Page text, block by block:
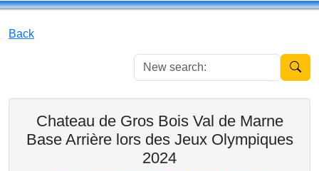
Back
New
Chateau de Gros Bois Val de Marne
Base Arrière lors des Jeux Olympiques
2024